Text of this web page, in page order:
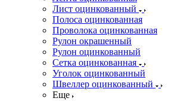
Лист оцинкованный
Полоса оцинкованная
Проволока оцинкованная
Рулон окрашенный
Рулон оцинкованный
Сетка оцинкованная
Уголок оцинкованный
Швеллер оцинкованный
Еще